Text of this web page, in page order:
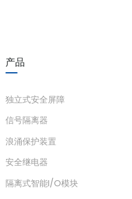
产品
独立式安全屏障
信号隔离器
浪涌保护装置
安全继电器
隔离式智能I/O模块